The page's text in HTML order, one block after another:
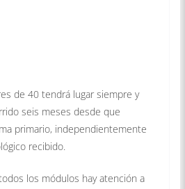
de 40 tendrá lugar siempre y
seis meses desde que
primario, independientemente
recibido.
los módulos hay atención a